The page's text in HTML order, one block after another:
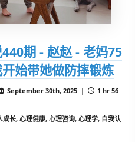
期 - 赵赵 - 老妈75
始带她做防摔锻炼
September 30th, 2025 |
1 hr 56
长, 心理健康, 心理咨询, 心理学, 自我认